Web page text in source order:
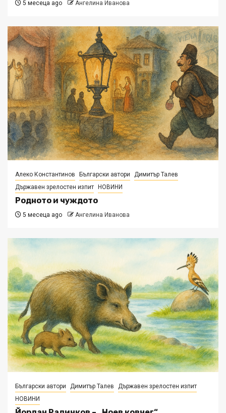
5 месеца ago Ангелина Иванова
Алеко Константинов Български автори
Димитър Талев
Държавен зрелостен изпит
НОВИНИ
Родното и чуждото
5 месеца ago Ангелина Иванова
Български автори Димитър Талев
Държавен зрелостен изпит
НОВИНИ